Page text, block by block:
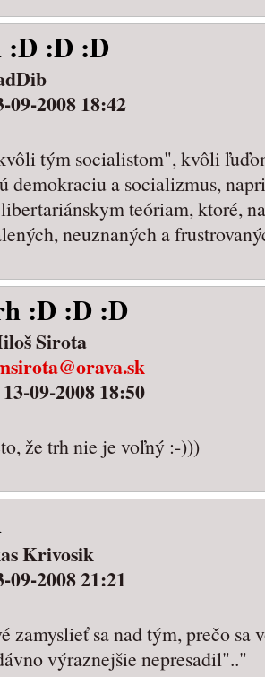
:D :D
09-2008 18:42
tým socialistom", kvôli
demokraciu a socializmus,
teóriam, ktoré,
neuznaných a
:D :D :D
Sirota
13-09-2008 18:50
že trh nie je voľný :-)))
Krivosik
09-2008 21:21
zamyslieť sa nad tým, prečo
výraznejšie nepresadil".."